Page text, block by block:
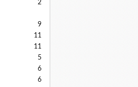
2
9
11
11
5
6
6